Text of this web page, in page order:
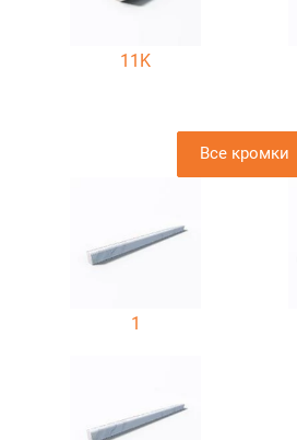
11K
Все кромки
1